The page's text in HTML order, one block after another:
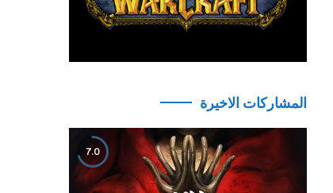
المشاركات الاخيرة
7.0